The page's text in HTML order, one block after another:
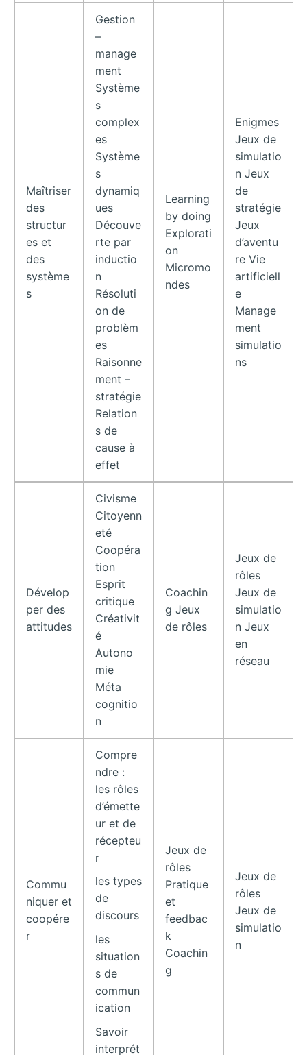
Maîtriser
des
structur
es et
des
système
s
Gestion
–
manage
ment
Système
s
complex
es
Système
s
dynamiq
ues
Découve
rte par
inductio
n
Résoluti
on de
problèm
es
Raisonne
ment –
stratégie
Relation
s de
cause à
effet
Learning
by doing
Explorati
on
Micromo
ndes
Enigmes
Jeux de
simulatio
n Jeux
de
stratégie
Jeux
d’aventu
re Vie
artificiell
e
Manage
ment
simulatio
ns
Dévelop
per des
attitudes
Civisme
Citoyenn
eté
Coopéra
tion
Esprit
critique
Créativit
é
Autono
mie
Méta
cognitio
n
Coachin
g Jeux
de rôles
Jeux de
rôles
Jeux de
simulatio
n Jeux
en
réseau
Commu
niquer et
coopére
r
Compre
ndre :
les rôles
d’émette
ur et de
récepteu
r
les types
de
discours
les
situation
s de
commun
ication
Savoir
interprét
Jeux de
rôles
Pratique
et
feedbac
k
Coachin
g
Jeux de
rôles
Jeux de
simulatio
n